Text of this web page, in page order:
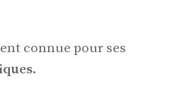
connue pour ses
.